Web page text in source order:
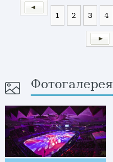
1 2 3 4
Фотогалерея